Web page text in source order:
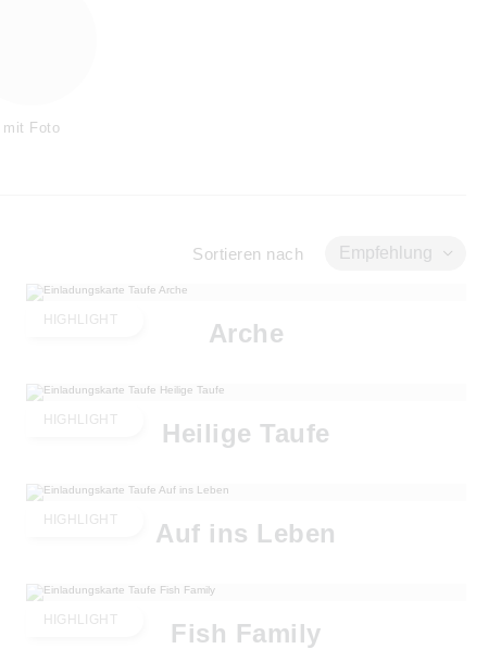
mit Foto
Sortieren nach Empfehlung
HIGHLIGHT Arche
HIGHLIGHT Heilige Taufe
HIGHLIGHT Auf ins Leben
HIGHLIGHT Fish Family